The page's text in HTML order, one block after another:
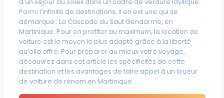
Parmi l’infinité de destinations, il en est une qui se
démarque : La Cascade du Saut Gendarme, en
Martinique. Pour en profiter au maximum, la location de
voiture est le moyen le plus adapté grâce à la liberté
qu’elle offre. Pour préparer au mieux votre voyage,
découvrez dans cet article les spécificités de cette
destination et les avantages de faire appel à un loueur
de voiture de renom en Martinique.